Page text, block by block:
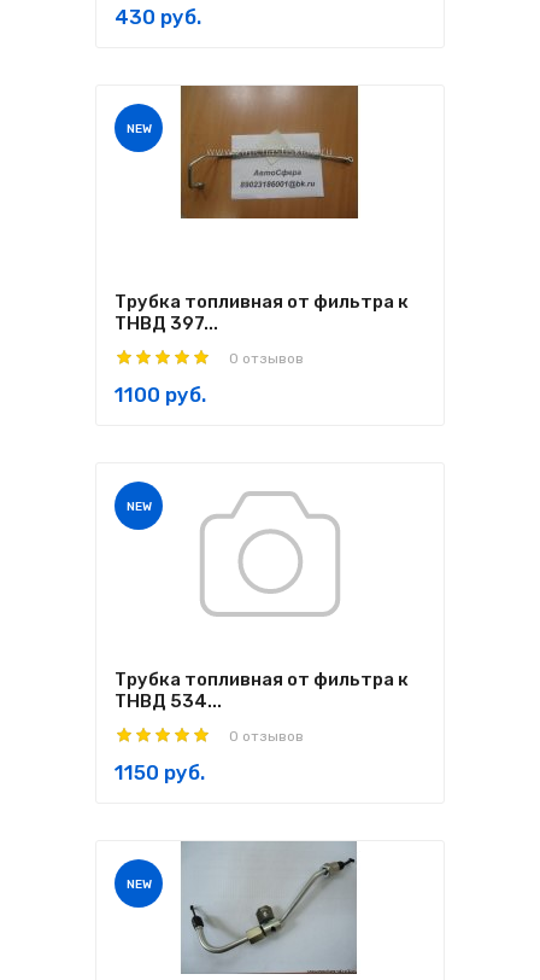
430 руб.
NEW
Трубка топливная от фильтра к
ТНВД 397...
0 отзывов
1100 руб.
NEW
Трубка топливная от фильтра к
ТНВД 534...
0 отзывов
1150 руб.
NEW